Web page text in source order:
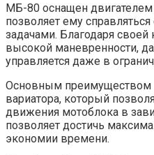
МБ-80 оснащен
позволяет ему
задачами. Благодаря
высокой маневренности,
управляется даже в
Основным преимуществом
вариатора, который
движения мотоблока в
позволяет достичь
экономии времени.